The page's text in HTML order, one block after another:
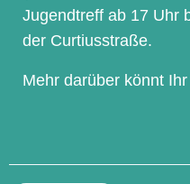
Jugendtreff ab 17 Uhr
der Curtiusstraße.
Mehr darüber könnt